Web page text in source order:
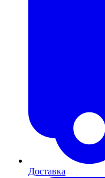
Доставка